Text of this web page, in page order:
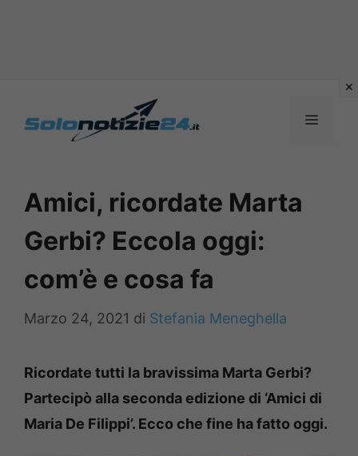
MENU
Amici, ricordate Marta
Gerbi? Eccola oggi:
com’è e cosa fa
Marzo 24, 2021 di Stefania Meneghella
Ricordate tutti la bravissima Marta Gerbi?
Partecipò alla seconda edizione di ‘Amici di
Maria De Filippi’. Ecco che fine ha fatto oggi.